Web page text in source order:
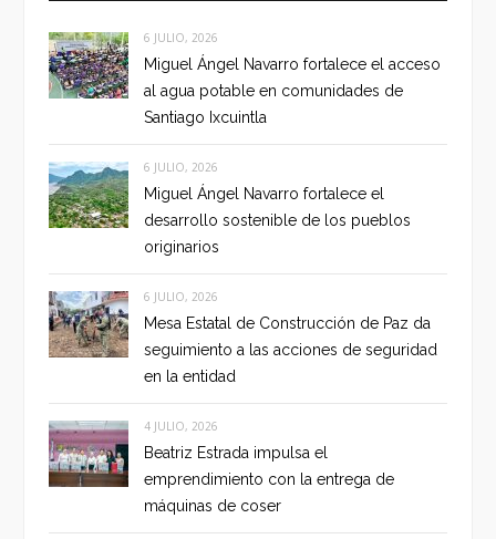
6 JULIO, 2026
Miguel Ángel Navarro fortalece el acceso
al agua potable en comunidades de
Santiago Ixcuintla
6 JULIO, 2026
Miguel Ángel Navarro fortalece el
desarrollo sostenible de los pueblos
originarios
6 JULIO, 2026
Mesa Estatal de Construcción de Paz da
seguimiento a las acciones de seguridad
en la entidad
4 JULIO, 2026
Beatriz Estrada impulsa el
emprendimiento con la entrega de
máquinas de coser